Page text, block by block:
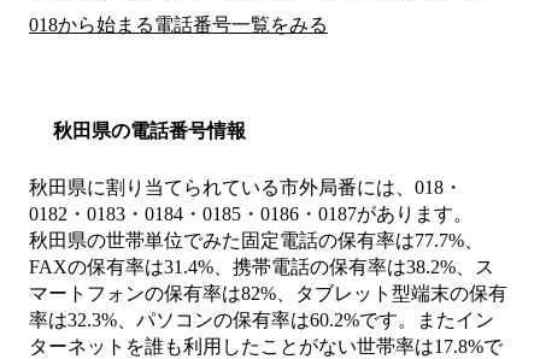
018から始まる電話番号一覧をみる
秋田県の電話番号情報
秋田県に割り当てられている市外局番には、018・
0182・0183・0184・0185・0186・0187があります。
秋田県の世帯単位でみた固定電話の保有率は77.7%、
FAXの保有率は31.4%、携帯電話の保有率は38.2%、ス
マートフォンの保有率は82%、タブレット型端末の保有
率は32.3%、パソコンの保有率は60.2%です。またイン
ターネットを誰も利用したことがない世帯率は17.8%で